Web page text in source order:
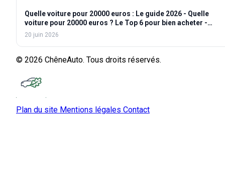
Quelle voiture pour 20000 euros : Le guide 2026 - Quelle
voiture pour 20000 euros ? Le Top 6 pour bien acheter -
Quelle voiture pour 20000 euros ? Neuf ou Occasion : Le
match
20 juin 2026
© 2026 ChêneAuto. Tous droits réservés.
Plan du site Mentions légales Contact